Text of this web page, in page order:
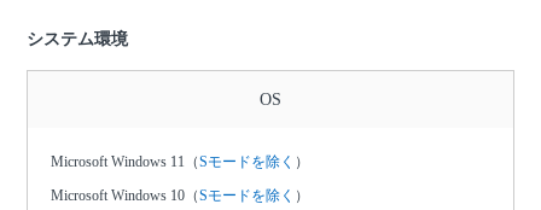
システム環境
OS
Microsoft Windows 11（Sモードを除く ）
Microsoft Windows 10（Sモードを除く ）